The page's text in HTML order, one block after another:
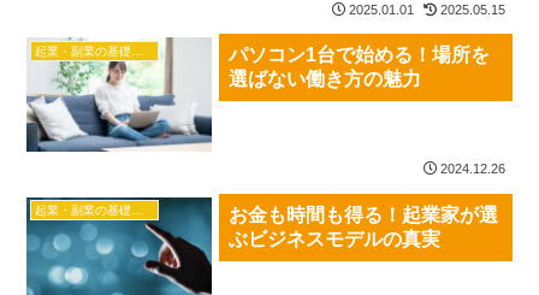
2025.01.01 2025.05.15
起業・副業の基礎知識
パソコン1台で始める！場所を
選ばない働き方の魅力
2024.12.26
起業・副業の基礎知識
お金も時間も得る！起業家が選
ぶビジネスモデルの真実